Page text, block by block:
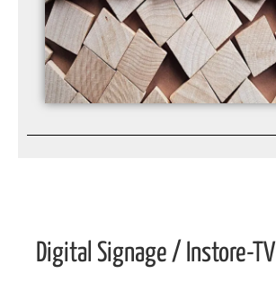
Digital Signage / Instore-TV